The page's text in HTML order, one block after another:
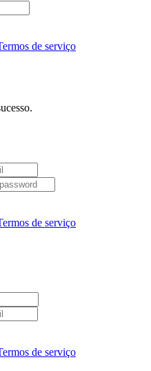
de serviço
de serviço
de serviço